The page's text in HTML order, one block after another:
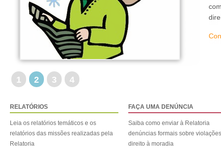
1 2 3 4
RELATÓRIOS
Leia os relatórios temáticos e os
relatórios das missões realizadas pela
Relatoria
FAÇA UMA DENÚNCIA
Saiba como enviar à Relatoria
denúncias formais sobre
direito à moradia